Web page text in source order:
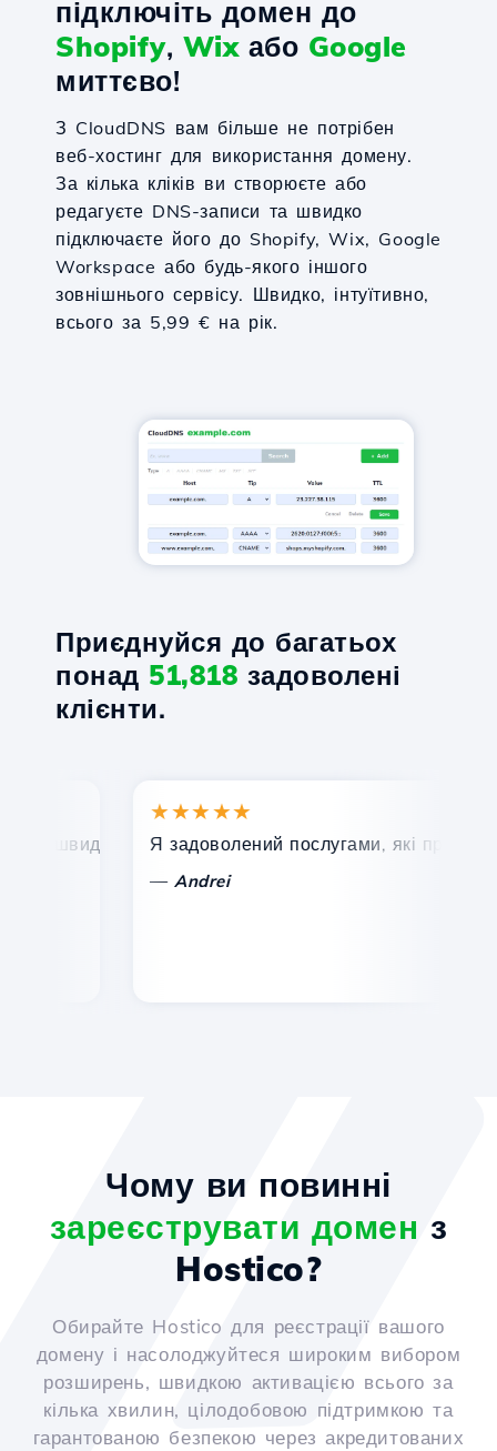
підключіть домен до
Shopify, Wixабо Google
миттєво!
З CloudDNS вам більше не потрібен
веб-хостинг для використання домену.
За кілька кліків ви створюєте або
редагуєте DNS-записи та швидко
підключаєте його до Shopify, Wix, Google
Workspace або будь-якого іншого
зовнішнього сервісу. Швидко, інтуїтивно,
всього за 5,99 € на рік.
Приєднуйся до багатьох
понад 51,818 задоволені
клієнти.
та ефективна технічна підтримка.
★★★★★
Я задоволений послугами, які пропонує
Andrei
Чому ви повинні
зареєструвати домен з
Hostico?
Обирайте Hostico для реєстрації вашого
домену і насолоджуйтеся широким вибором
розширень, швидкою активацією всього за
кілька хвилин, цілодобовою підтримкою та
гарантованою безпекою через акредитованих